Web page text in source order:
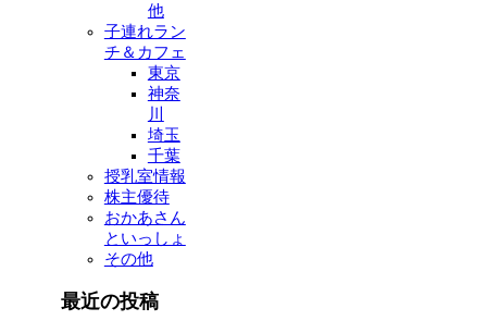
他
子連れラン
チ＆カフェ
東京
神奈
川
埼玉
千葉
授乳室情報
株主優待
おかあさん
といっしょ
その他
最近の投稿